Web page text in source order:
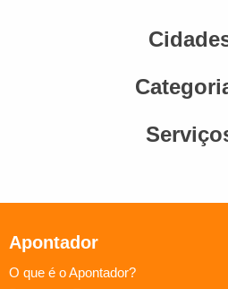
Apontador
O que é o Apontador?